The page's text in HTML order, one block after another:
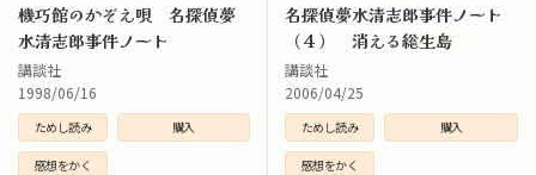
機巧館のかぞえ唄 名探偵夢
水清志郎事件ノート
講談社
1998/06/16
ためし読み 購入
感想をかく
名探偵夢水清志郎事件ノート
（４） 消える総生島
講談社
2006/04/25
ためし読み 購入
感想をかく